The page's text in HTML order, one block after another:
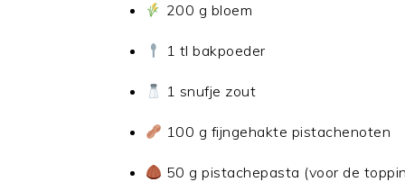
200 g bloem
1 tl bakpoeder
1 snufje zout
100 g fijngehakte pistachenoten
50 g pistachepasta (voor de